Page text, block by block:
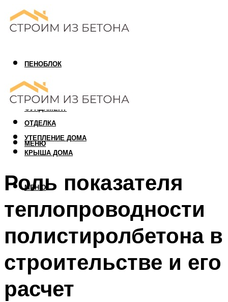
ПЕНОБЛОК
ГАЗОБЛОК
АРБОЛИТОВЫЙ БЛОК
ФУНДАМЕНТ
ОТДЕЛКА
УТЕПЛЕНИЕ ДОМА
КРЫША ДОМА
МЕНЮ
МЕНЮ
Роль показателя
теплопроводности
полистиролбетона в
строительстве и его
расчет